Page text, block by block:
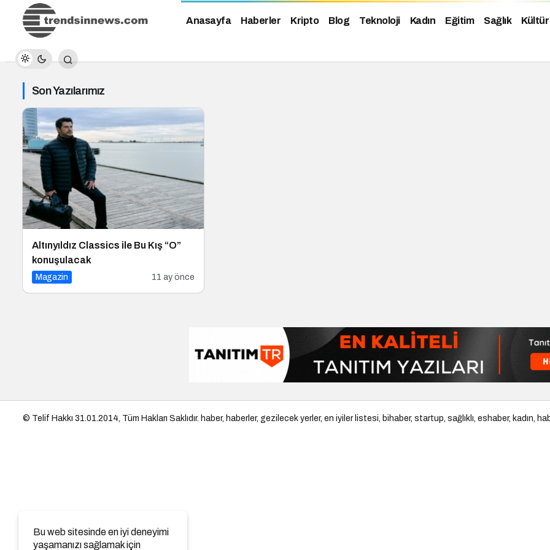
Anasayfa Haberler Kripto Blog Teknoloji Kadın Eğitim Sağlık
Son Yazılarımız
Altınyıldız Classics ile Bu Kış “O”
konuşulacak
Magazin 11 ay önce
Bu web sitesinde en iyi deneyimi
yaşamanızı sağlamak için
© Telif Hakkı 31.01.2014, Tüm Hakları Saklıdır. haber, haberler, gezilecek yerler, en iyiler listesi bihaber, startup sağlıklı eshaber, kadın